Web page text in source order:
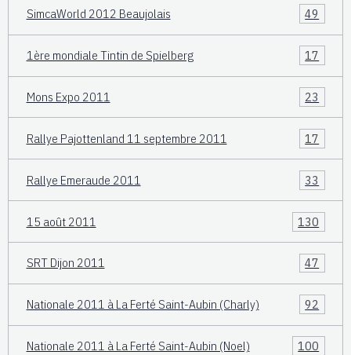
SimcaWorld 2012 Beaujolais 49
1ère mondiale Tintin de Spielberg 17
Mons Expo 2011 23
Rallye Pajottenland 11 septembre 2011 17
Rallye Emeraude 2011 33
15 août 2011 130
SRT Dijon 2011 47
Nationale 2011 à La Ferté Saint-Aubin (Charly) 92
Nationale 2011 à La Ferté Saint-Aubin (Noel) 100